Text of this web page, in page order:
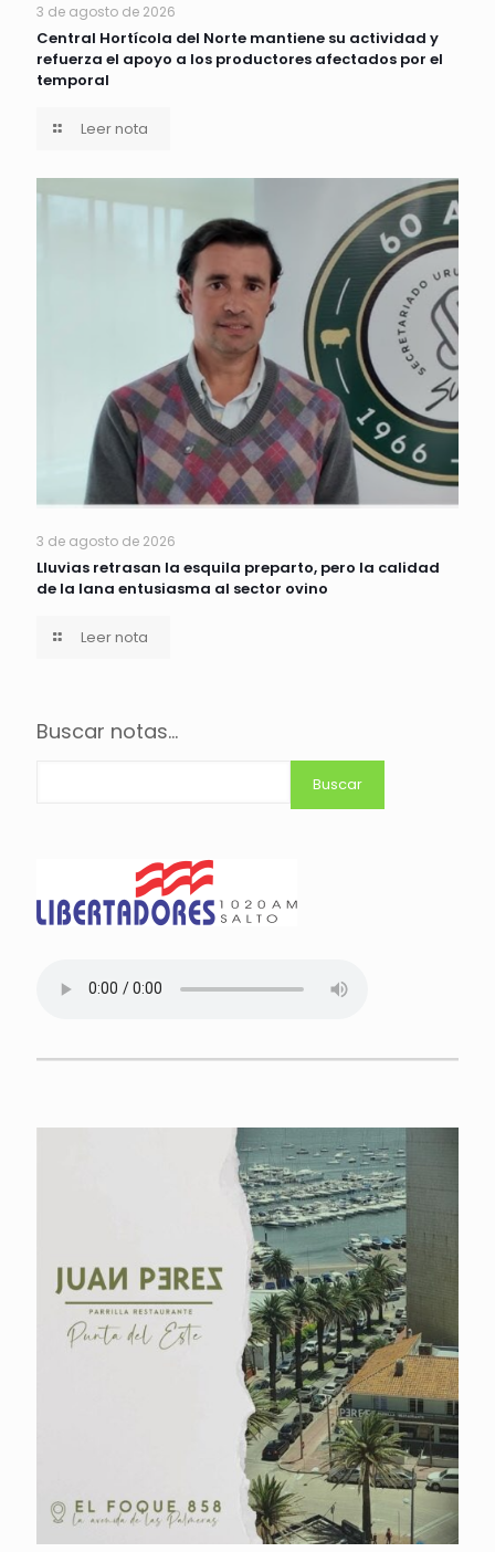
3 de agosto de 2026
Central Hortícola del Norte mantiene su actividad y
refuerza el apoyo a los productores afectados por el
temporal
Leer nota
3 de agosto de 2026
Lluvias retrasan la esquila preparto, pero la calidad
de la lana entusiasma al sector ovino
Leer nota
Buscar notas...
Buscar